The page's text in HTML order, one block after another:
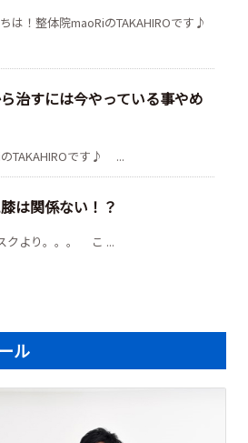
は！整体院maoRiのTAKAHIROです♪
治すには今やっている事やめ
のTAKAHIROです♪ ...
は関係ない！？
クより。。。 こ ...
ル